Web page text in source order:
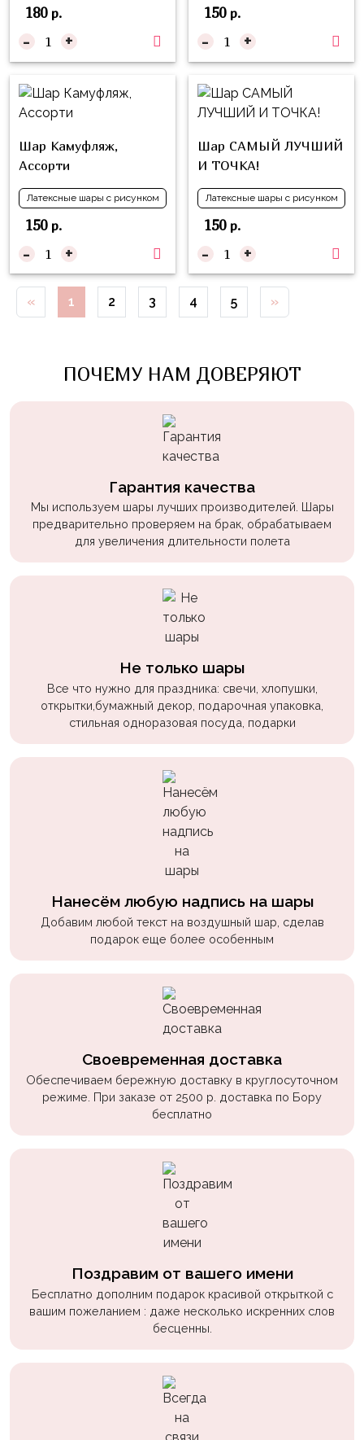
180р.
- +
150р.
- +
Шар Камуфляж,
Ассорти
Латексные шары с рисунком
150р.
- +
Шар САМЫЙ ЛУЧШИЙ
И ТОЧКА!
Латексные шары с рисунком
150р.
- +
« 1 2 3 4 5 »
ПОЧЕМУ НАМ ДОВЕРЯЮТ
Гарантия качества
Мы используем шары лучших производителей. Шары
предварительно проверяем на брак, обрабатываем
для увеличения длительности полета
Не только шары
Все что нужно для праздника: свечи, хлопушки,
открытки,бумажный декор, подарочная упаковка,
стильная одноразовая посуда, подарки
Нанесём любую надпись на шары
Добавим любой текст на воздушный шар, сделав
подарок еще более особенным
Своевременная доставка
Обеспечиваем бережную доставку в круглосуточном
режиме. При заказе от 2500 р. доставка по Бору
бесплатно
Поздравим от вашего имени
Бесплатно дополним подарок красивой открыткой с
вашим пожеланием : даже несколько искренних слов
бесценны.
ЛОЛ
Для
Него
Для
Неё
Мишка
Тедди
Транспорт
/
Техника
Животные
Морская
Тема
Шары
для
Геймеров
Бабочки,
жучки,
Природа